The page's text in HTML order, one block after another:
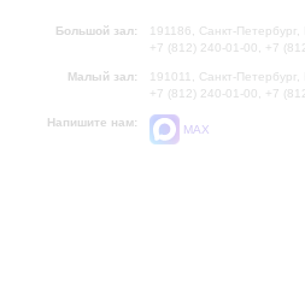
Большой зал:
191186, Санкт-
+7 (812) 240-01-00, +7
Малый зал:
191011, Санкт-Петербург,
+7 (812) 240-01-00, +7
Напишите нам:
MAX